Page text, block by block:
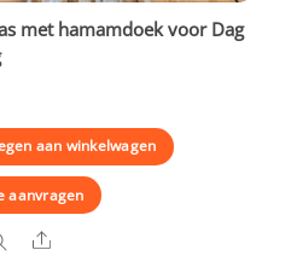
met hamamdoek voor Dag
aan winkelwagen
aanvragen
Share